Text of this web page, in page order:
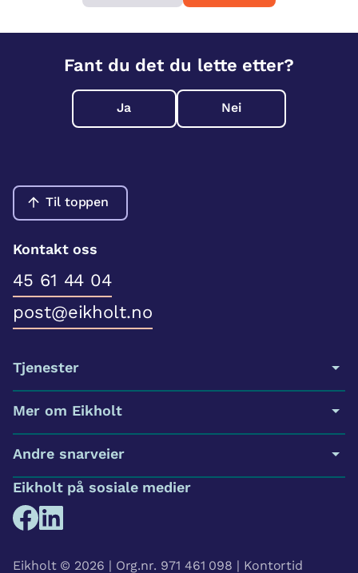
Fant du det du lette etter?
Ja Nei
Til toppen
Kontakt oss
45 61 44 04
post@eikholt.no
Tjenester
Mer om Eikholt
Andre snarveier
Eikholt på sosiale medier
Eikholt © 2026 | Org.nr. 971 461 098 | Kontortid